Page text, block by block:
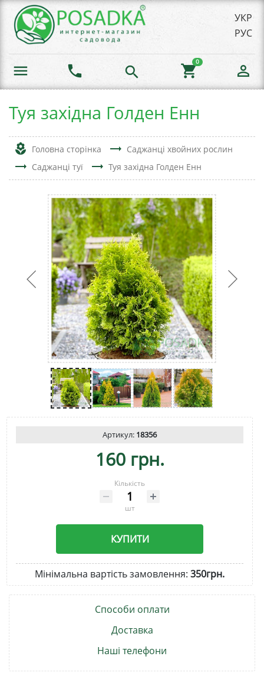
УКР
РУС
menu phone search shopping_cart
0
person_outline
Туя західна Голден Енн
local_florist Головна сторінка trending_flat Саджанці хвойних рослин
trending_flat Саджанці туї trending_flat Туя західна Голден Енн
Артикул: 18356
160 грн.
Кількість
шт
КУПИТИ
Мінімальна вартість замовлення: 350грн.
Способи оплати
Доставка
Наші телефони